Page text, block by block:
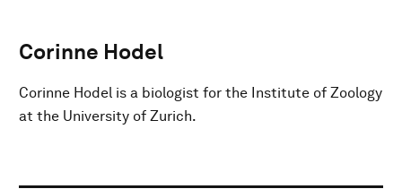
Corinne Hodel
Corinne Hodel is a biologist for the Institute of Zoology
at the University of Zurich.